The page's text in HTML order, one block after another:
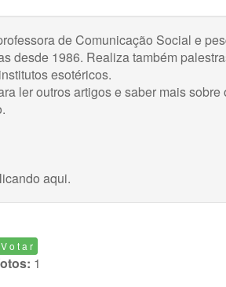
de Comunicação Social e
desde 1986. Realiza também
esotéricos.
ler outros artigos e saber mais
aqui.
1